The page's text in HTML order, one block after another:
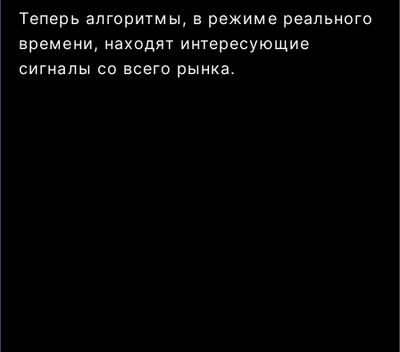
Теперь алгоритмы, в режиме реального
времени, находят интересующие
сигналы со всего рынка.